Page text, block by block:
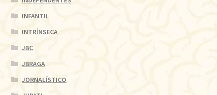
INFANTIL
INTRÍNSECA
JBC
JBRAGA
JORNALÍSTICO